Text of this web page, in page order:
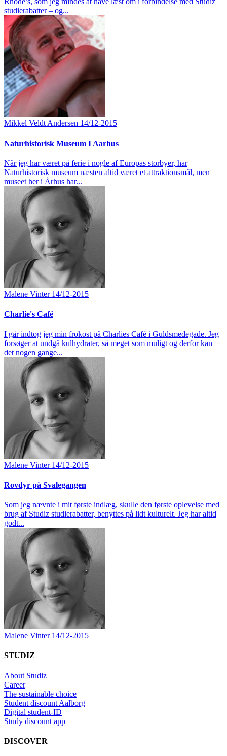
studierabatter – og...
Mikkel Veldt Andersen 14/12-2015
Naturhistorisk Museum I Aarhus
Når jeg har været på ferie i nogle af Europas storbyer, har
Naturhistorisk museum næsten altid været et attraktionsmål, men
museet her i Århus har...
Malene Vinter 14/12-2015
Charlie's Café
I går indtog jeg min frokost på Charlies Café i Guldsmedegade. Jeg
forsøger at undgå kulhydrater, så meget som muligt og derfor kan
det nogen gange...
Malene Vinter 14/12-2015
Rovdyr på Svalegangen
Som jeg nævnte i mit første indlæg, skulle den første oplevelse med
brug af Studiz studierabatter, benyttes på lidt kulturelt. Jeg har altid
godt...
Malene Vinter 14/12-2015
STUDIZ
About Studiz
Career
The sustainable choice
Student discount Aalborg
Digital student-ID
Study discount app
DISCOVER